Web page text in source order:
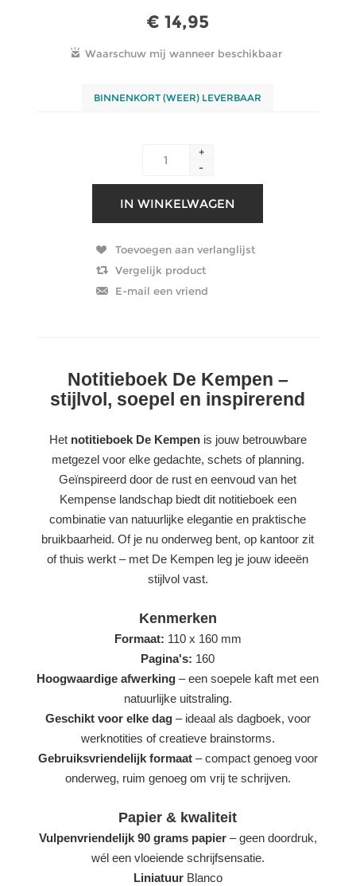
€ 14,95
BINNENKORT (WEER) LEVERBAAR
+
-
Notitieboek De Kempen –
stijlvol, soepel en inspirerend
Het notitieboek De Kempenis jouw betrouwbare
metgezel voor elke gedachte, schets of planning.
Geïnspireerd door de rust en eenvoud van het
Kempense landschap biedt dit notitieboek een
combinatie van natuurlijke elegantie en praktische
bruikbaarheid. Of je nu onderweg bent, op kantoor zit
of thuis werkt – met De Kempen leg je jouw ideeën
stijlvol vast.
Kenmerken
Formaat: 110 x 160 mm
Pagina's: 160
Hoogwaardige afwerking – een soepele kaft met een
natuurlijke uitstraling.
Geschikt voor elke dag– ideaal als dagboek, voor
werknotities of creatieve brainstorms.
Gebruiksvriendelijk formaat– compact genoeg voor
onderweg, ruim genoeg om vrij te schrijven.
Papier & kwaliteit
Vulpenvriendelijk 90 grams papier– geen doordruk,
wél een vloeiende schrijfsensatie.
LiniatuurBlanco